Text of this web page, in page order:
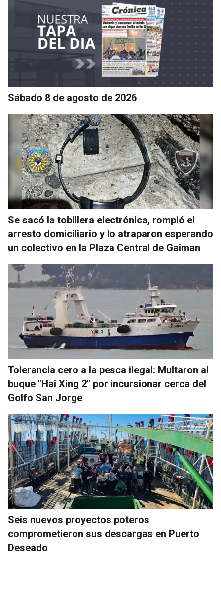
Sábado 8 de agosto de 2026
Se sacó la tobillera electrónica, rompió el
arresto domiciliario y lo atraparon esperando
un colectivo en la Plaza Central de Gaiman
Tolerancia cero a la pesca ilegal: Multaron al
buque "Hai Xing 2" por incursionar cerca del
Golfo San Jorge
Seis nuevos proyectos poteros
comprometieron sus descargas en Puerto
Deseado